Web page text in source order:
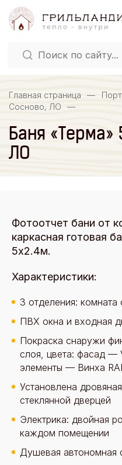
Главная страница —
Сосново, ЛО
—
Баня «Терма»
ЛО
Фотоотчет бани от
каркасная готовая
5х2.4м.
Характеристики:
3 отделения:
ПВХ окна и входная
Покраска снаружи
слоя, цвета: фасад —
элементы — Винха
Установлена
стеклянной дверцей
Электрика: двойная
каждом помещении
Душевая автономная